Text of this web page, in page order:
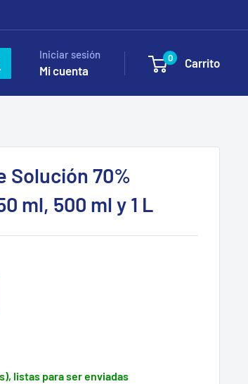
Iniciar sesión
Mi cuenta
0 Carrito
Solución 70%
ml, 500 ml y 1 L
listas para ser enviadas